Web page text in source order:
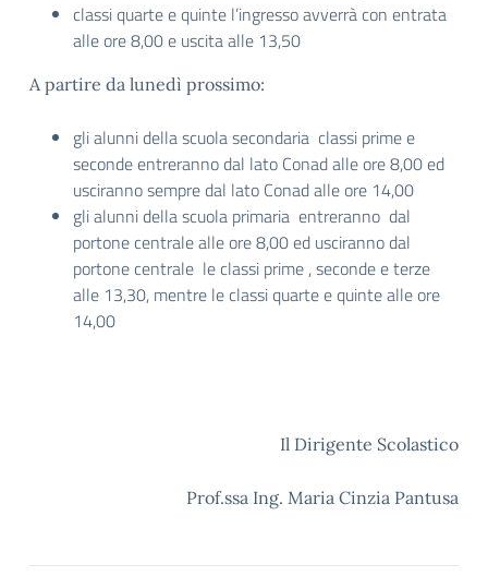
classi quarte e quinte l’ingresso avverrà con entrata
alle ore 8,00 e uscita alle 13,50
A partire da lunedì prossimo:
gli alunni della scuola secondaria classi prime e
seconde entreranno dal lato Conad alle ore 8,00 ed
usciranno sempre dal lato Conad alle ore 14,00
gli alunni della scuola primaria entreranno dal
portone centrale alle ore 8,00 ed usciranno dal
portone centrale le classi prime , seconde e terze
alle 13,30, mentre le classi quarte e quinte alle ore
14,00
Il Dirigente Scolastico
Prof.ssa Ing. Maria Cinzia Pantusa